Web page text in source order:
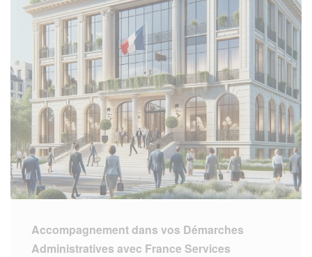
Accompagnement dans vos Démarches
Administratives avec France Services